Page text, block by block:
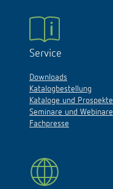
Service
Downloads
Katalogbestellung
Kataloge und Prospekte
Seminare und Webinare
Fachpresse